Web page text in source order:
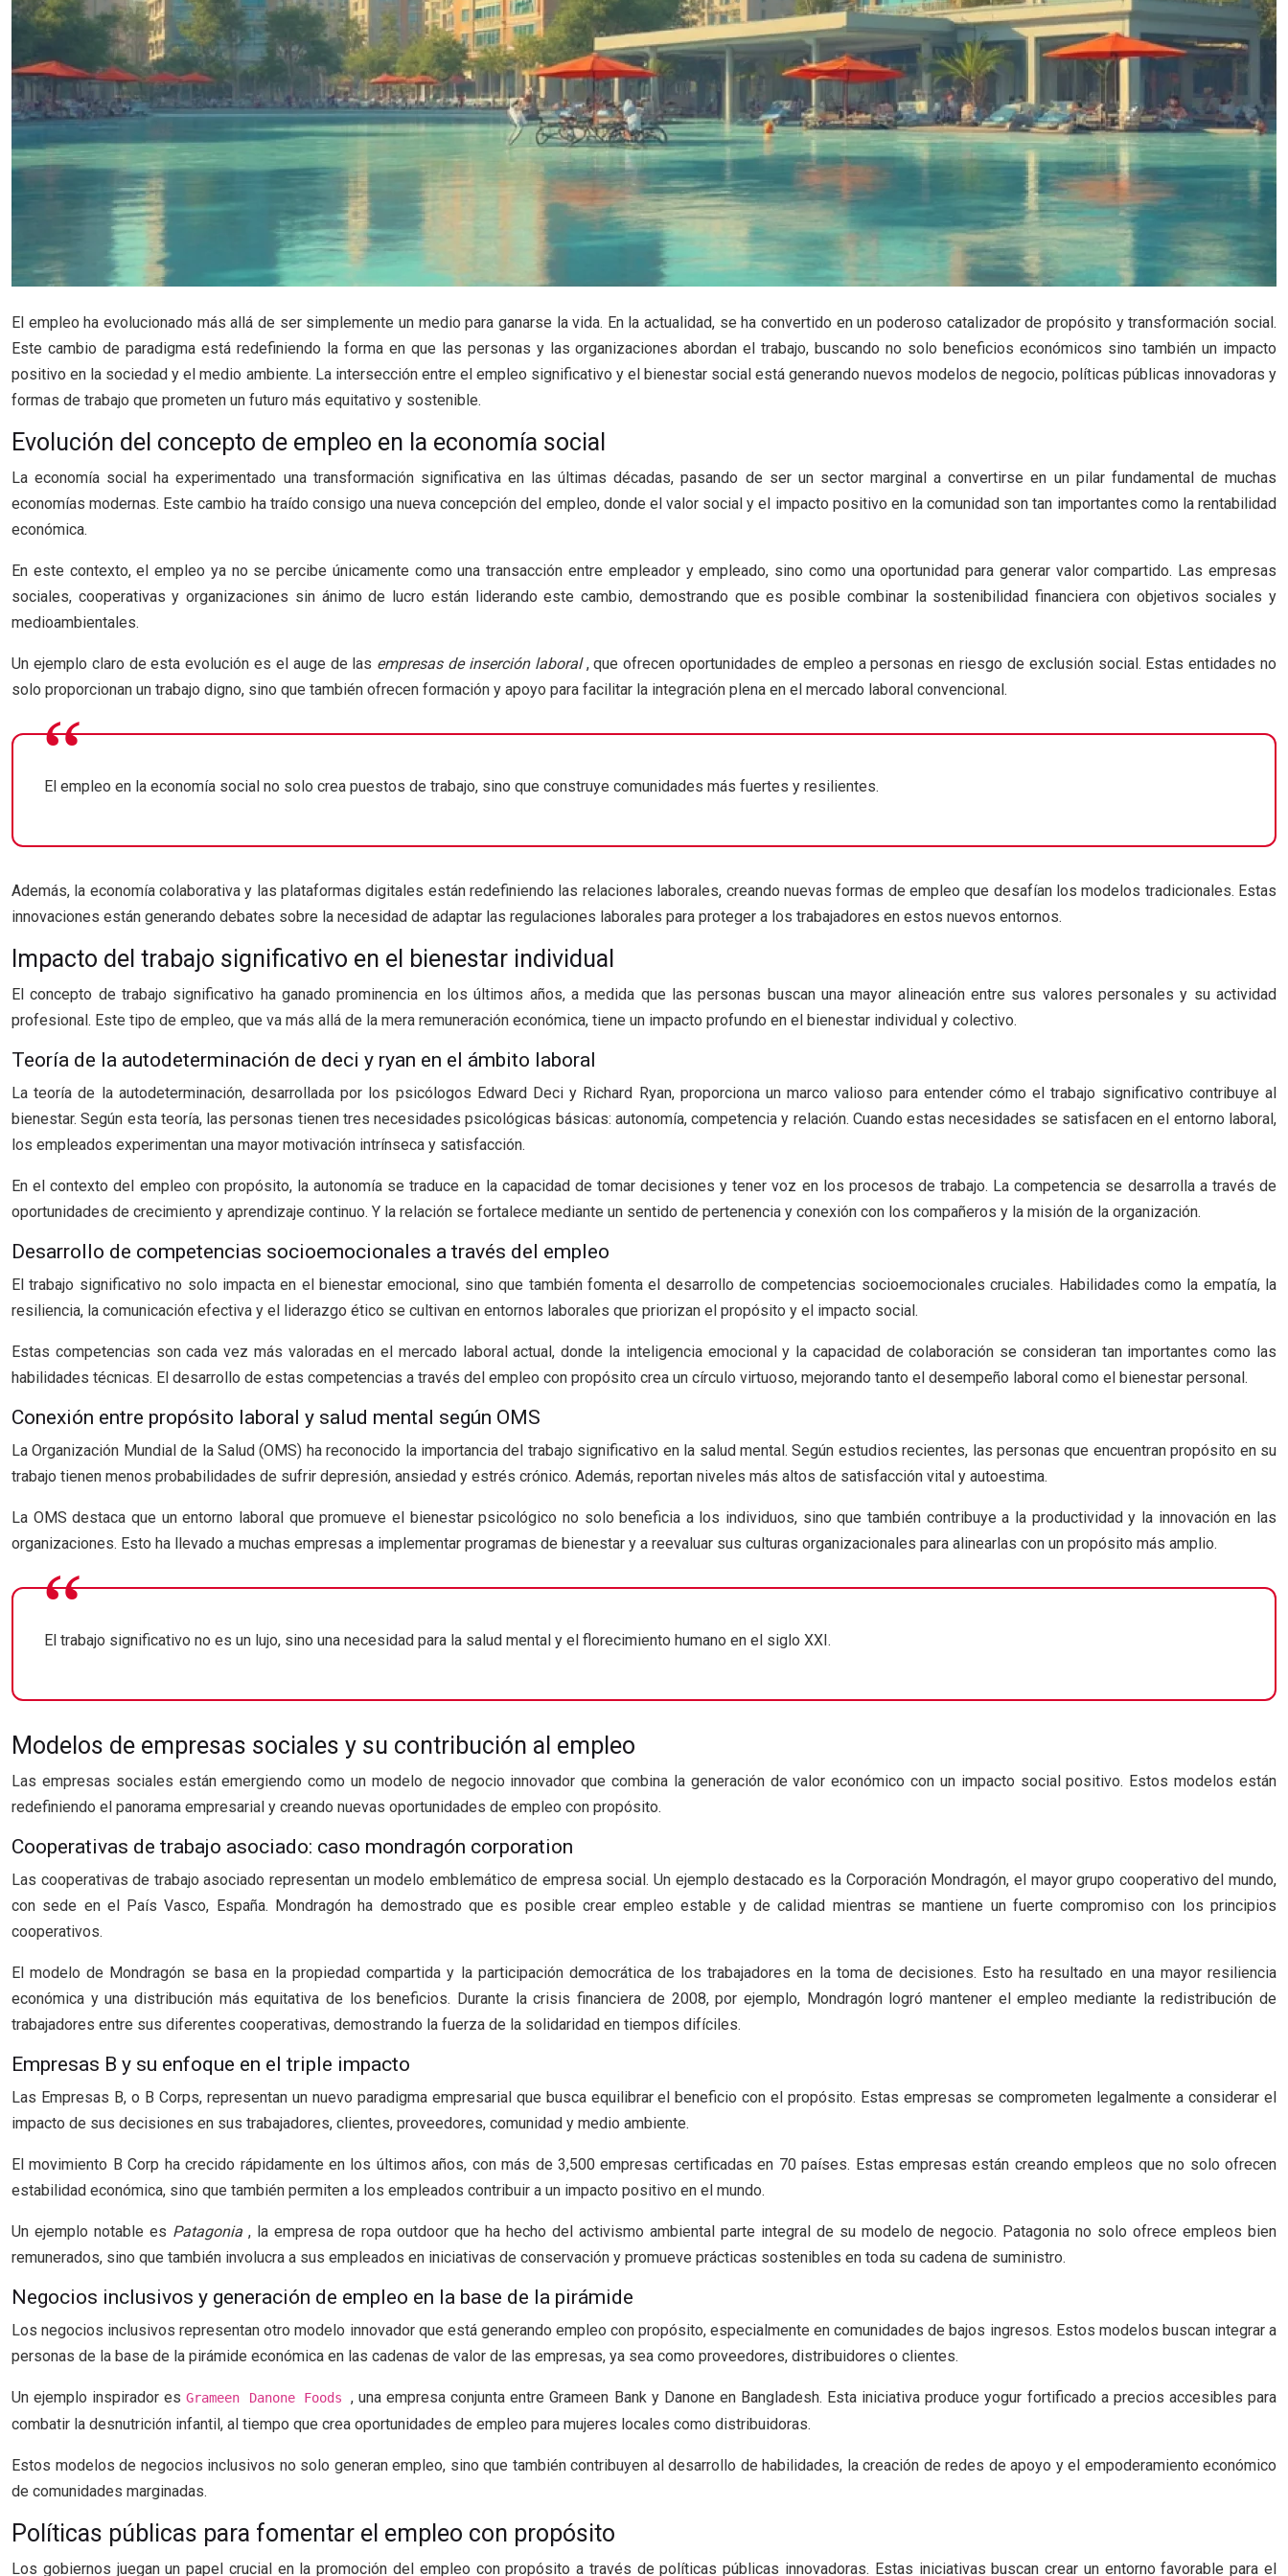
El empleo ha evolucionado más allá de ser simplemente un medio para ganarse la vida. En la actualidad, se ha convertido en un poderoso catalizador de propósito y transformación social.
Este cambio de paradigma está redefiniendo la forma en que las personas y las organizaciones abordan el trabajo, buscando no solo beneficios económicos sino también un impacto
positivo en la sociedad y el medio ambiente. La intersección entre el empleo significativo y el bienestar social está generando nuevos modelos de negocio, políticas públicas innovadoras y
formas de trabajo que prometen un futuro más equitativo y sostenible.
Evolución del concepto de empleo en la economía social
La economía social ha experimentado una transformación significativa en las últimas décadas, pasando de ser un sector marginal a convertirse en un pilar fundamental de muchas
economías modernas. Este cambio ha traído consigo una nueva concepción del empleo, donde el valor social y el impacto positivo en la comunidad son tan importantes como la rentabilidad
económica.
En este contexto, el empleo ya no se percibe únicamente como una transacción entre empleador y empleado, sino como una oportunidad para generar valor compartido. Las empresas
sociales, cooperativas y organizaciones sin ánimo de lucro están liderando este cambio, demostrando que es posible combinar la sostenibilidad financiera con objetivos sociales y
medioambientales.
Un ejemplo claro de esta evolución es el auge de las empresas de inserción laboral, que ofrecen oportunidades de empleo a personas en riesgo de exclusión social. Estas entidades no
solo proporcionan un trabajo digno, sino que también ofrecen formación y apoyo para facilitar la integración plena en el mercado laboral convencional.
El empleo en la economía social no solo crea puestos de trabajo, sino que construye comunidades más fuertes y resilientes.
Además, la economía colaborativa y las plataformas digitales están redefiniendo las relaciones laborales, creando nuevas formas de empleo que desafían los modelos tradicionales. Estas
innovaciones están generando debates sobre la necesidad de adaptar las regulaciones laborales para proteger a los trabajadores en estos nuevos entornos.
Impacto del trabajo significativo en el bienestar individual
El concepto de trabajo significativo ha ganado prominencia en los últimos años, a medida que las personas buscan una mayor alineación entre sus valores personales y su actividad
profesional. Este tipo de empleo, que va más allá de la mera remuneración económica, tiene un impacto profundo en el bienestar individual y colectivo.
Teoría de la autodeterminación de deci y ryan en el ámbito laboral
La teoría de la autodeterminación, desarrollada por los psicólogos Edward Deci y Richard Ryan, proporciona un marco valioso para entender cómo el trabajo significativo contribuye al
bienestar. Según esta teoría, las personas tienen tres necesidades psicológicas básicas: autonomía, competencia y relación. Cuando estas necesidades se satisfacen en el entorno laboral,
los empleados experimentan una mayor motivación intrínseca y satisfacción.
En el contexto del empleo con propósito, la autonomía se traduce en la capacidad de tomar decisiones y tener voz en los procesos de trabajo. La competencia se desarrolla a través de
oportunidades de crecimiento y aprendizaje continuo. Y la relación se fortalece mediante un sentido de pertenencia y conexión con los compañeros y la misión de la organización.
Desarrollo de competencias socioemocionales a través del empleo
El trabajo significativo no solo impacta en el bienestar emocional, sino que también fomenta el desarrollo de competencias socioemocionales cruciales. Habilidades como la empatía, la
resiliencia, la comunicación efectiva y el liderazgo ético se cultivan en entornos laborales que priorizan el propósito y el impacto social.
Estas competencias son cada vez más valoradas en el mercado laboral actual, donde la inteligencia emocional y la capacidad de colaboración se consideran tan importantes como las
habilidades técnicas. El desarrollo de estas competencias a través del empleo con propósito crea un círculo virtuoso, mejorando tanto el desempeño laboral como el bienestar personal.
Conexión entre propósito laboral y salud mental según OMS
La Organización Mundial de la Salud (OMS) ha reconocido la importancia del trabajo significativo en la salud mental. Según estudios recientes, las personas que encuentran propósito en su
trabajo tienen menos probabilidades de sufrir depresión, ansiedad y estrés crónico. Además, reportan niveles más altos de satisfacción vital y autoestima.
La OMS destaca que un entorno laboral que promueve el bienestar psicológico no solo beneficia a los individuos, sino que también contribuye a la productividad y la innovación en las
organizaciones. Esto ha llevado a muchas empresas a implementar programas de bienestar y a reevaluar sus culturas organizacionales para alinearlas con un propósito más amplio.
El trabajo significativo no es un lujo, sino una necesidad para la salud mental y el florecimiento humano en el siglo XXI.
Modelos de empresas sociales y su contribución al empleo
Las empresas sociales están emergiendo como un modelo de negocio innovador que combina la generación de valor económico con un impacto social positivo. Estos modelos están
redefiniendo el panorama empresarial y creando nuevas oportunidades de empleo con propósito.
Cooperativas de trabajo asociado: caso mondragón corporation
Las cooperativas de trabajo asociado representan un modelo emblemático de empresa social. Un ejemplo destacado es la Corporación Mondragón, el mayor grupo cooperativo del mundo,
con sede en el País Vasco, España. Mondragón ha demostrado que es posible crear empleo estable y de calidad mientras se mantiene un fuerte compromiso con los principios
cooperativos.
El modelo de Mondragón se basa en la propiedad compartida y la participación democrática de los trabajadores en la toma de decisiones. Esto ha resultado en una mayor resiliencia
económica y una distribución más equitativa de los beneficios. Durante la crisis financiera de 2008, por ejemplo, Mondragón logró mantener el empleo mediante la redistribución de
trabajadores entre sus diferentes cooperativas, demostrando la fuerza de la solidaridad en tiempos difíciles.
Empresas B y su enfoque en el triple impacto
Las Empresas B, o B Corps, representan un nuevo paradigma empresarial que busca equilibrar el beneficio con el propósito. Estas empresas se comprometen legalmente a considerar el
impacto de sus decisiones en sus trabajadores, clientes, proveedores, comunidad y medio ambiente.
El movimiento B Corp ha crecido rápidamente en los últimos años, con más de 3,500 empresas certificadas en 70 países. Estas empresas están creando empleos que no solo ofrecen
estabilidad económica, sino que también permiten a los empleados contribuir a un impacto positivo en el mundo.
Un ejemplo notable es Patagonia , la empresa de ropa outdoor que ha hecho del activismo ambiental parte integral de su modelo de negocio. Patagonia no solo ofrece empleos bien
remunerados, sino que también involucra a sus empleados en iniciativas de conservación y promueve prácticas sostenibles en toda su cadena de suministro.
Negocios inclusivos y generación de empleo en la base de la pirámide
Los negocios inclusivos representan otro modelo innovador que está generando empleo con propósito, especialmente en comunidades de bajos ingresos. Estos modelos buscan integrar a
personas de la base de la pirámide económica en las cadenas de valor de las empresas, ya sea como proveedores, distribuidores o clientes.
Un ejemplo inspirador esGrameen Danone Foods , una empresa conjunta entre Grameen Bank y Danone en Bangladesh. Esta iniciativa produce yogur fortificado a precios accesibles para
combatir la desnutrición infantil, al tiempo que crea oportunidades de empleo para mujeres locales como distribuidoras.
Estos modelos de negocios inclusivos no solo generan empleo, sino que también contribuyen al desarrollo de habilidades, la creación de redes de apoyo y el empoderamiento económico
de comunidades marginadas.
Políticas públicas para fomentar el empleo con propósito
Los gobiernos juegan un papel crucial en la promoción del empleo con propósito a través de políticas públicas innovadoras. Estas iniciativas buscan crear un entorno favorable para el